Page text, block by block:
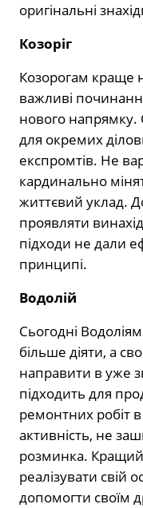
оригінальні
Козоріг
Козорогам краще
важливі
нового напрямку.
для окремих
експромтів. Не
кардинально
життєвий уклад.
проявляти
підходи не дали
принципі.
Водолій
Сьогодні
більше діяти, а
направити в уже
підходить для
ремонтних робіт
активність, не
розминка.
реалізувати свій
допомогти своїм